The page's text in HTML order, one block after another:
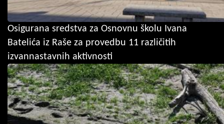
Osigurana sredstva za Osnovnu školu Ivana
Batelića iz Raše za provedbu 11 različitih
izvannastavnih aktivnosti